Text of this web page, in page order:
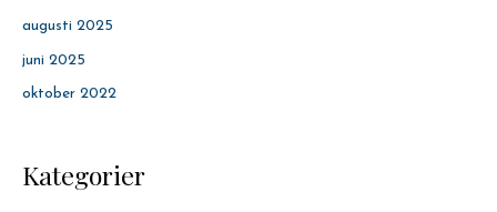
augusti 2025
juni 2025
oktober 2022
Kategorier